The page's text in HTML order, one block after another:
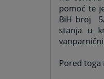
pomoć te
BiH broj
stanja u
Pored toga